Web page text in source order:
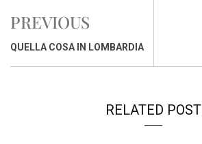
b
o
s
A
d
d
PREVIOUS
QUELLA COSA IN LOMBARDIA
RELATED POST